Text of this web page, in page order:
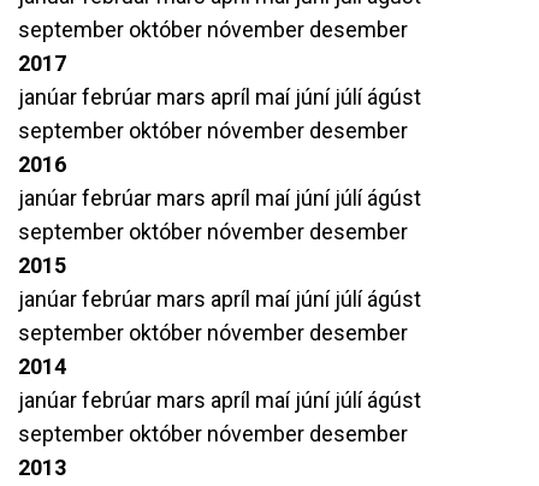
september október nóvember desember
2017
janúarfebrúar mars apríl maí júní júlíágúst
september október nóvember desember
2016
janúarfebrúar mars apríl maí júní júlíágúst
september október nóvember desember
2015
janúarfebrúar mars apríl maí júní júlíágúst
september október nóvember desember
2014
janúarfebrúar mars apríl maí júní júlíágúst
september október nóvember desember
2013